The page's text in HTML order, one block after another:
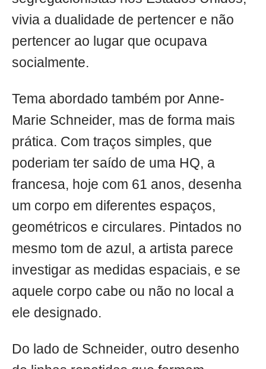
vivia a dualidade de pertencer e não
pertencer ao lugar que ocupava
socialmente.
Tema abordado também por Anne-
Marie Schneider, mas de forma mais
prática. Com traços simples, que
poderiam ter saído de uma HQ, a
francesa, hoje com 61 anos, desenha
um corpo em diferentes espaços,
geométricos e circulares. Pintados no
mesmo tom de azul, a artista parece
investigar as medidas espaciais, e se
aquele corpo cabe ou não no local a
ele designado.
Do lado de Schneider, outro desenho